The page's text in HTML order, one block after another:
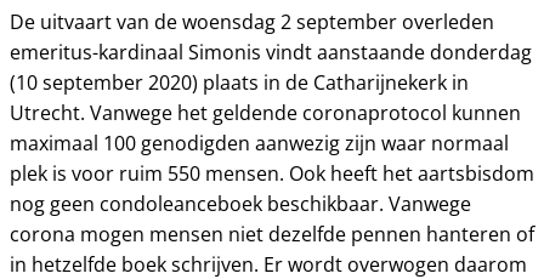
De uitvaart van de woensdag 2 september overleden
emeritus-kardinaal Simonis vindt aanstaande donderdag
(10 september 2020) plaats in de Catharijnekerk in
Utrecht. Vanwege het geldende coronaprotocol kunnen
maximaal 100 genodigden aanwezig zijn waar normaal
plek is voor ruim 550 mensen. Ook heeft het aartsbisdom
nog geen condoleanceboek beschikbaar. Vanwege
corona mogen mensen niet dezelfde pennen hanteren of
in hetzelfde boek schrijven. Er wordt overwogen daarom